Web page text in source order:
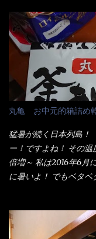
でる～ でもコレって
初と最後では麺の固さ
らないじゃん！ 茹で
う。 事前にググって
文方法としてあるらし
者も居るらしい云う
配慮でもある。 11:20
シで！』と注文したら
た顔『湯なし？』（こ
の若い女性店員が『い
た。 でサッサと、木
た。 な～るほど、この
＞サイズを食べられる
からね、得がどれくら
丸亀 お中元的箱詰め
猛暑が続く日本列島
ー！ですよね！ その
倍増～ 私は2016年6月
に暑いよ！ でもベタ
中元は、丁度お盆の夏
拶＞としての贈り物の